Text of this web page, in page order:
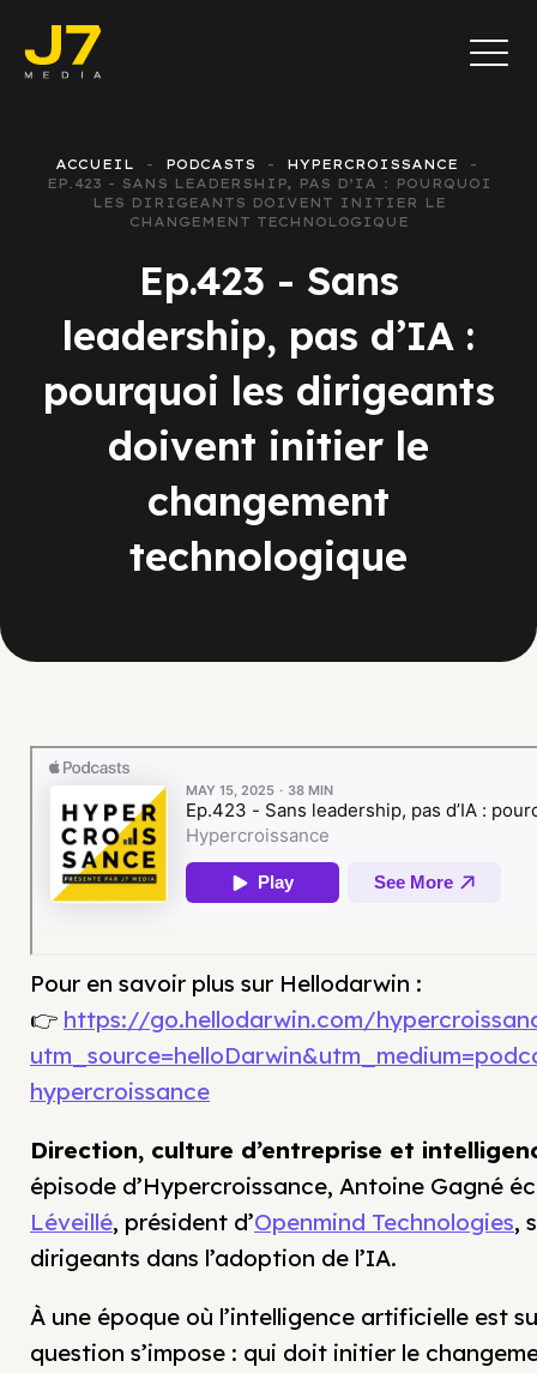
ACCUEIL PODCASTS
HYPERCROISSANCE
EP.423 - SANS LEADERSHIP, PAS D’IA : POURQUOI
LES DIRIGEANTS DOIVENT INITIER LE
CHANGEMENT TECHNOLOGIQUE
Ep.423 - Sans
leadership, pas d’IA :
pourquoi les dirigeants
doivent initier le
changement
technologique
Pour en savoir plus sur Hellodarwin :
👉 https://go.hellodarwin.com/
hypercroissance
Direction, culture d’entreprise et
épisode d’Hypercroissance, Antoine Gagné
Léveillé, président d’Openmind Technologies,
dirigeants dans l’adoption de l’IA.
À une époque où l’intelligence artificielle est
question s’impose : qui doit initier le